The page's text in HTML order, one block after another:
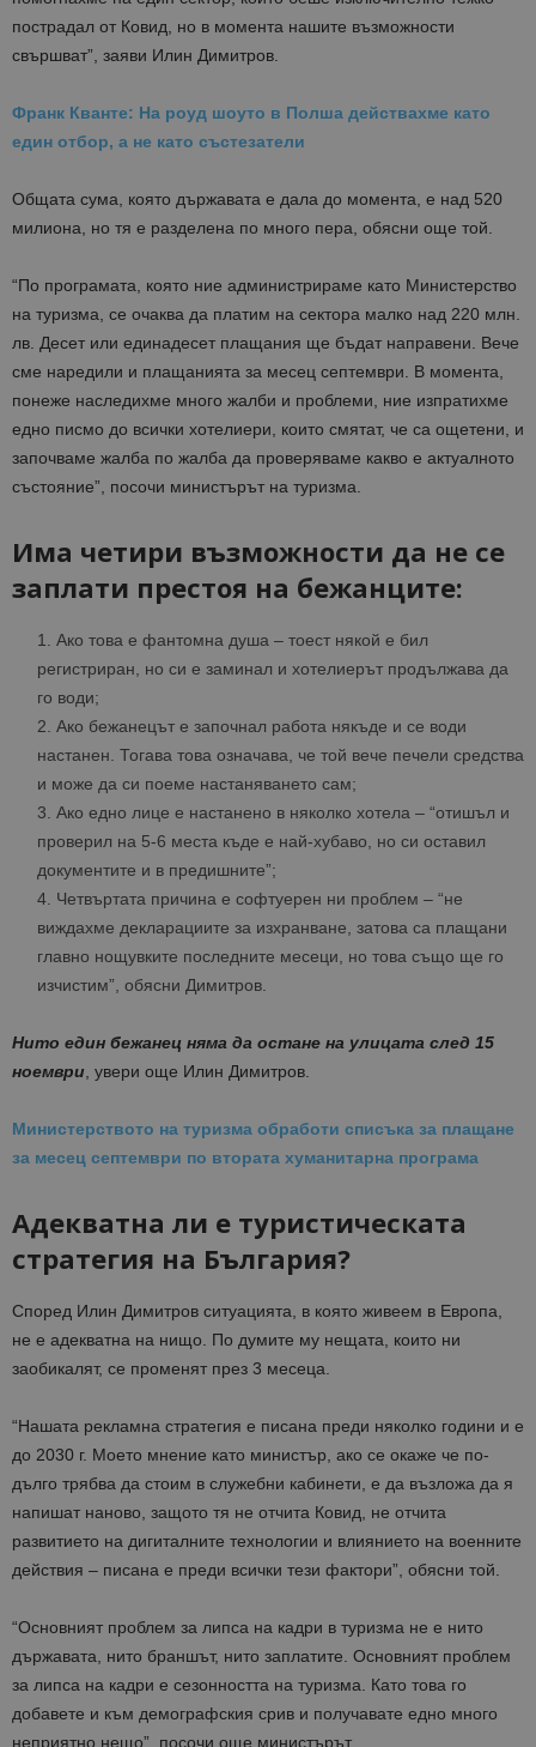
пострадал от Ковид, но в момента нашите възможности
свършват”, заяви Илин Димитров.
Франк Кванте: На роуд шоуто в Полша действахме като
един отбор, а не като състезатели
Общата сума, която държавата е дала до момента, е над 520
милиона, но тя е разделена по много пера, обясни още той.
“По програмата, която ние администрираме като Министерство
на туризма, се очаква да платим на сектора малко над 220 млн.
лв. Десет или единадесет плащания ще бъдат направени. Вече
сме наредили и плащанията за месец септември. В момента,
понеже наследихме много жалби и проблеми, ние изпратихме
едно писмо до всички хотелиери, които смятат, че са ощетени, и
започваме жалба по жалба да проверяваме какво е актуалното
състояние”, посочи министърът на туризма.
Има четири възможности да не се
заплати престоя на бежанците:
Ако това е фантомна душа – тоест някой е бил
регистриран, но си е заминал и хотелиерът продължава да
го води;
Ако бежанецът е започнал работа някъде и се води
настанен. Тогава това означава, че той вече печели средства
и може да си поеме настаняването сам;
Ако едно лице е настанено в няколко хотела – “отишъл и
проверил на 5-6 места къде е най-хубаво, но си оставил
документите и в предишните”;
Четвъртата причина е софтуерен ни проблем – “не
виждахме декларациите за изхранване, затова са плащани
главно нощувките последните месеци, но това също ще го
изчистим”, обясни Димитров.
Нито един бежанец няма да остане на улицата след 15
ноември, увери още Илин Димитров.
Министерството на туризма обработи списъка за плащане
за месец септември по втората хуманитарна програма
Адекватна ли е туристическата
стратегия на България?
Според Илин Димитров ситуацията, в която живеем в Европа,
не е адекватна на нищо. По думите му нещата, които ни
заобикалят, се променят през 3 месеца.
“Нашата рекламна стратегия е писана преди няколко години и е
до 2030 г. Моето мнение като министър, ако се окаже че по-
дълго трябва да стоим в служебни кабинети, е да възложа да я
напишат наново, защото тя не отчита Ковид, не отчита
развитието на дигиталните технологии и влиянието на военните
действия – писана е преди всички тези фактори”, обясни той.
“Основният проблем за липса на кадри в туризма не е нито
държавата, нито браншът, нито заплатите. Основният проблем
за липса на кадри е сезонността на туризма. Като това го
добавете и към демографския срив и получавате едно много
неприятно нещо”, посочи още министърът.